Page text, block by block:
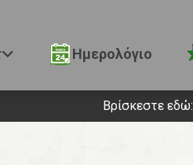
Ημερολόγιο
Βρίσκεστε εδώ: